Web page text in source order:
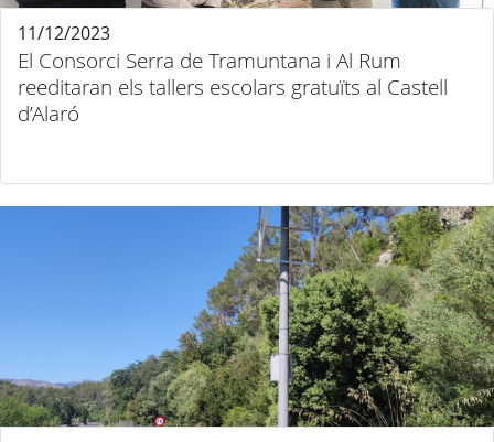
El Consorci Serra de Tramuntana i Al Rum
reeditaran els tallers escolars gratuïts al Castell
d’Alaró
11/12/2023